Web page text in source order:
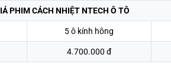
PHIM CÁCH NHIỆT NTECH Ô TÔ
5 ô kính hông
4.700.000 đ